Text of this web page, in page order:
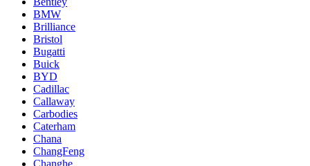
BMW
Brilliance
Bristol
Bugatti
Buick
BYD
Cadillac
Callaway
Carbodies
Caterham
Chana
ChangFeng